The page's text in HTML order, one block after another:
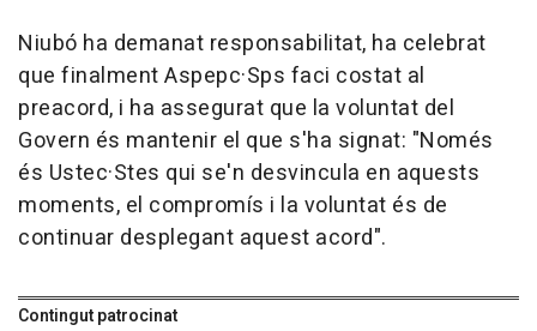
Niubó ha demanat responsabilitat, ha celebrat
que finalment Aspepc·Sps faci costat al
preacord, i ha assegurat que la voluntat del
Govern és mantenir el que s'ha signat: "Només
és Ustec·Stes qui se'n desvincula en aquests
moments, el compromís i la voluntat és de
continuar desplegant aquest acord".
Contingut patrocinat